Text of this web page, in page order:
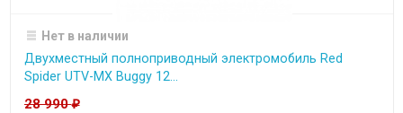
Нет в наличии
Двухместный полноприводный электромобиль Red
Spider UTV-MX Buggy 12...
28 990₽